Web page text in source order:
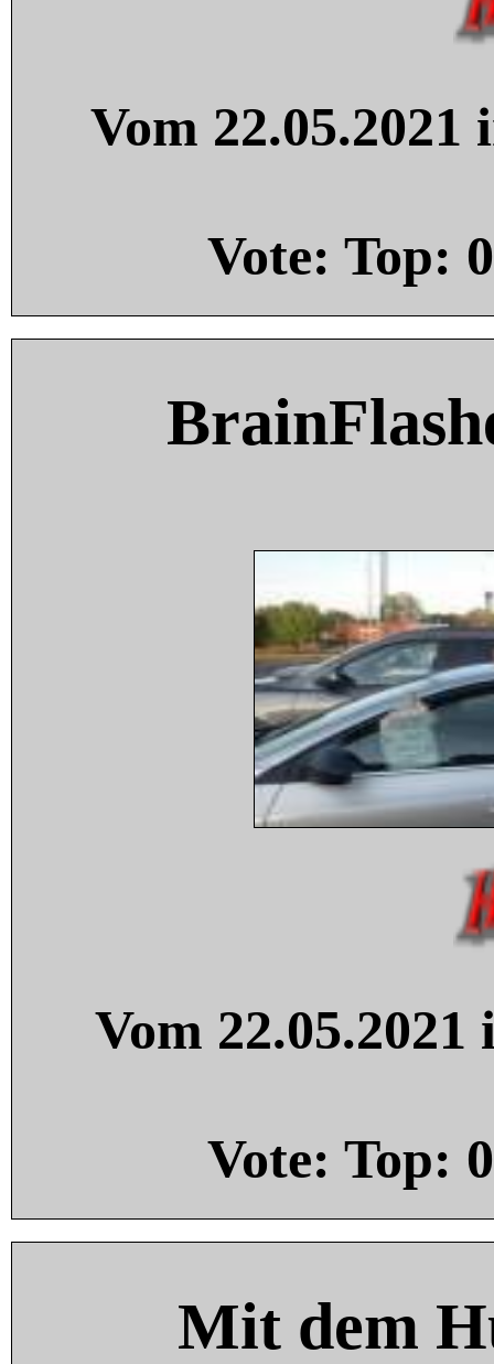
Vom
Vote: Top: 0
Vom
Vote: Top: 0
Mit dem